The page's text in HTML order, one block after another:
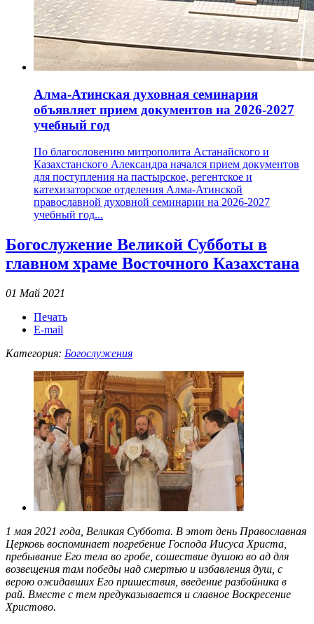
Алма-Атинская духовная семинария
объявляет прием документов на 2026-2027
учебный год
По благословению митрополита Астанайского и
Казахстанского Александра начался прием документов
для поступления на пастырское, регентское и
катехизаторское отделения Алма-Атинской
православной духовной семинарии на 2026-2027
учебный год...
Богослужение Великой Субботы в
главном храме Восточного Казахстана
01 Май 2021
Печать
E-mail
Категория: Богослужения
1 мая 2021 года, Великая Суббота. В этот день Православная
Церковь воспоминает погребение Господа Иисуса Христа,
пребывание Его тела во гро­бе, сошествие душою во ад для
возвещения там побе­ды над смертью и избавления душ, с
верою ожидав­ших Его пришествия, введение разбойника в
рай. Вместе с тем предуказывается и славное Воскресение
Христово.